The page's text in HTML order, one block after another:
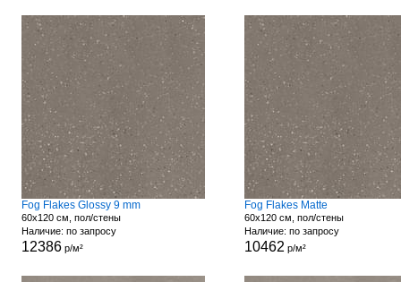
Fog Flakes Glossy 9 mm
60x120 см, пол/стены
Наличие: по запросу
12386р/м²
Fog Flakes Matte
60x120 см, пол/стены
Наличие: по запросу
10462 р/м²